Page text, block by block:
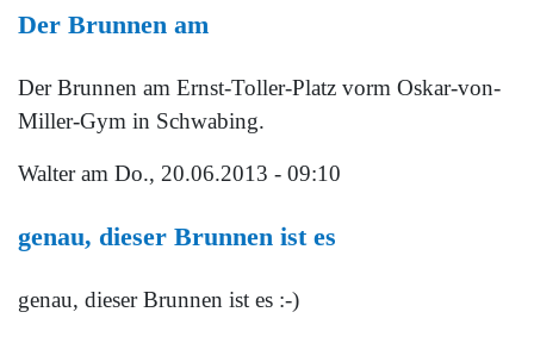
Der Brunnen am
Der Brunnen am Ernst-Toller-Platz vorm Oskar-von-
Miller-Gym in Schwabing.
Walteram Do., 20.06.2013 - 09:10
genau, dieser Brunnen ist es
genau, dieser Brunnen ist es :-)